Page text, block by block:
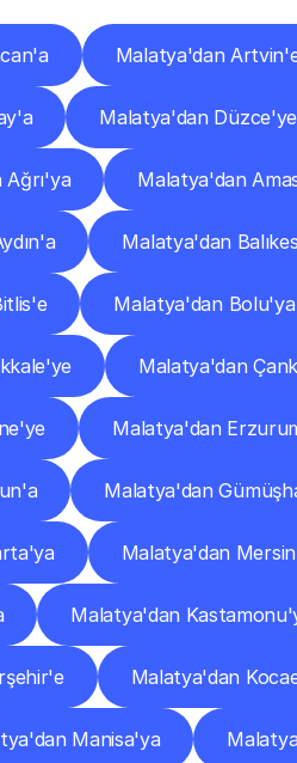
Malatya'dan
Malatya'dan Düzce'ye
Malatya'dan
Malatya'dan
Malatya'dan Bolu'ya
Malatya'dan
Malatya'dan
Malatya'dan
Malatya'dan
Malatya'dan
Malatya'dan
Manisa'ya